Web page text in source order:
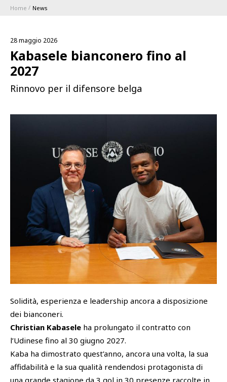
1896 MEMBERSHIP PROGRAM
Calendari e Risultati
Classifiche
Academy
Cattedra Universidad Europea
Esports
MEETING CENTER
SPONSOR
SQUADRE
SHOP
PHOTOGALLERY
Home News
28 maggio 2026
Kabasele bianconero fino al
2027
Rinnovo per il difensore belga
Solidità, esperienza e leadership ancora a disposizione
dei bianconeri.
Christian Kabasele ha prolungato il contratto con
l’Udinese fino al 30 giugno 2027.
Kaba ha dimostrato quest’anno, ancora una volta, la sua
affidabilità e la sua qualità rendendosi protagonista di
una grande stagione da 3 gol in 30 presenze raccolte in